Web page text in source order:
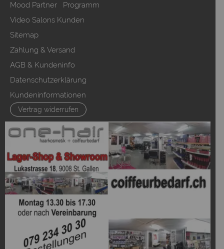
Mood Partner Programm
Video Salons Kunden
Sitemap
Zahlung & Versand
AGB & Kundeninfo
Datenschutzerklärung
Kundeninformationen
Vertrag widerrufen